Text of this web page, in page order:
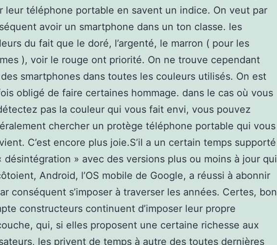
leur téléphone portable en savent un indice. On veut par
avoir un smartphone dans un ton classe. les
du fait que le doré, l’argenté, le marron ( pour les
), voir le rouge ont priorité. On ne trouve cependant
smartphones dans toutes les couleurs utilisés. On est
obligé de faire certaines hommage. dans le cas où vous
pas la couleur qui vous fait envi, vous pouvez
chercher un protège téléphone portable qui vous
C’est encore plus joie.S’il a un certain temps supporté
désintégration » avec des versions plus ou moins à jour qui
Android, l’OS mobile de Google, a réussi à abonnir
conséquent s’imposer à traverser les années. Certes, bon
constructeurs continuent d’imposer leur propre
qui, si elles proposent une certaine richesse aux
les privent de temps à autre des toutes dernières